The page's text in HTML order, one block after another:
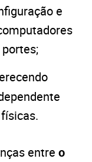
e
entre o